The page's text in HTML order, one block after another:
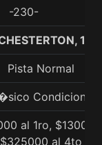
-230-
Pista Normal
Condicional
al 1ro,
$325000 al 4to